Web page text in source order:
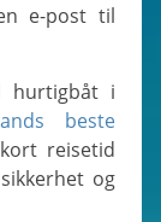
e-post til
beste
reisetid
og